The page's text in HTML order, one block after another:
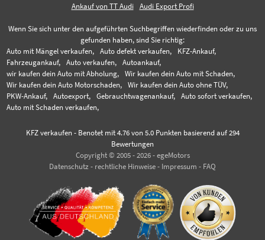
Ankauf von TT Audi
Audi Export Profi
Wenn Sie sich unter den aufgeführten Suchbegriffen wiederfinden oder zu uns
gefunden haben, sind Sie richtig:
Auto mit Mängel verkaufen,
Auto defekt verkaufen,
KFZ-Ankauf,
Fahrzeugankauf,
Auto verkaufen,
Autoankauf,
wir kaufen dein Auto mit Abholung,
Wir kaufen dein Auto mit Schaden,
Wir kaufen dein Auto Motorschaden,
Wir kaufen dein Auto ohne TÜV,
PKW-Ankauf,
Autoexport, Gebrauchtwagenankauf,
Auto sofort verkaufen,
Auto mit Schaden verkaufen,
KFZ verkaufen- Benotet mit 4.76von 5.0 Punkten basierend auf 294
Bewertungen
Copyright © 2005 - 2026 - egeMotors
Datenschutz - rechtliche Hinweise - Impressum - FAQ